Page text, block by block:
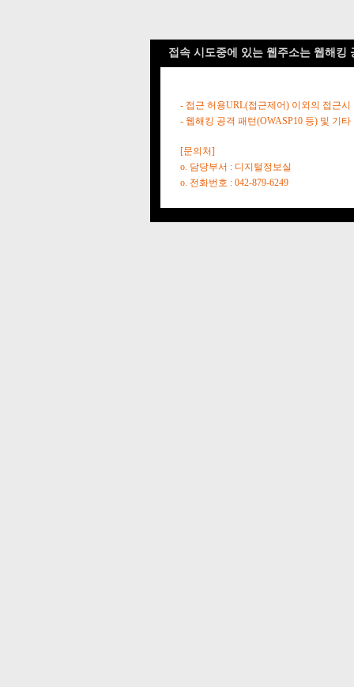
접속 시도중에 있는 웹주소는 웹해킹
- 접근 허용URL(접근제어) 이외의 접근시
- 웹해킹 공격 패턴(OWASP10 등) 및 기
[문의처]
o. 담당부서 : 디지털정보실
o. 전화번호 : 042-879-6249